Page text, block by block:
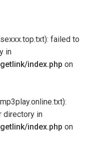
failed to
in
index.php on
directory in
index.php on